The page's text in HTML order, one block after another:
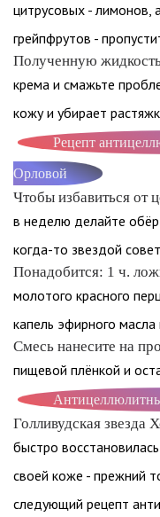
цитрусовых - лимонов,
грейпфрутов -
Полученную
крема и смажьте
кожу и убирает
Рецепт
Орловой
Чтобы избавиться от
в неделю делайте
когда-то звездой
Понадобится: 1 ч.
молотого красного
капель эфирного масла
Смесь нанесите на
пищевой плёнкой и
Голливудская звезда
быстро
своей коже - прежний
следующий рецепт